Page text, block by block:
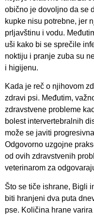
obično je dovoljno da se
kupke nisu potrebne, jer
prljavštinu i vodu.
uši kako bi se sprečile
noktiju i pranje zuba su
i higijenu.
Kada je reč o njihovom
zdravi psi. Međutim,
zdravstvene probleme
bolest intervertebralnih
može se javiti
Odgovorno uzgojne
od ovih zdravstvenih
veterinarom za
Što se tiče ishrane, Bigli
biti hranjeni dva puta
pse. Količina hrane